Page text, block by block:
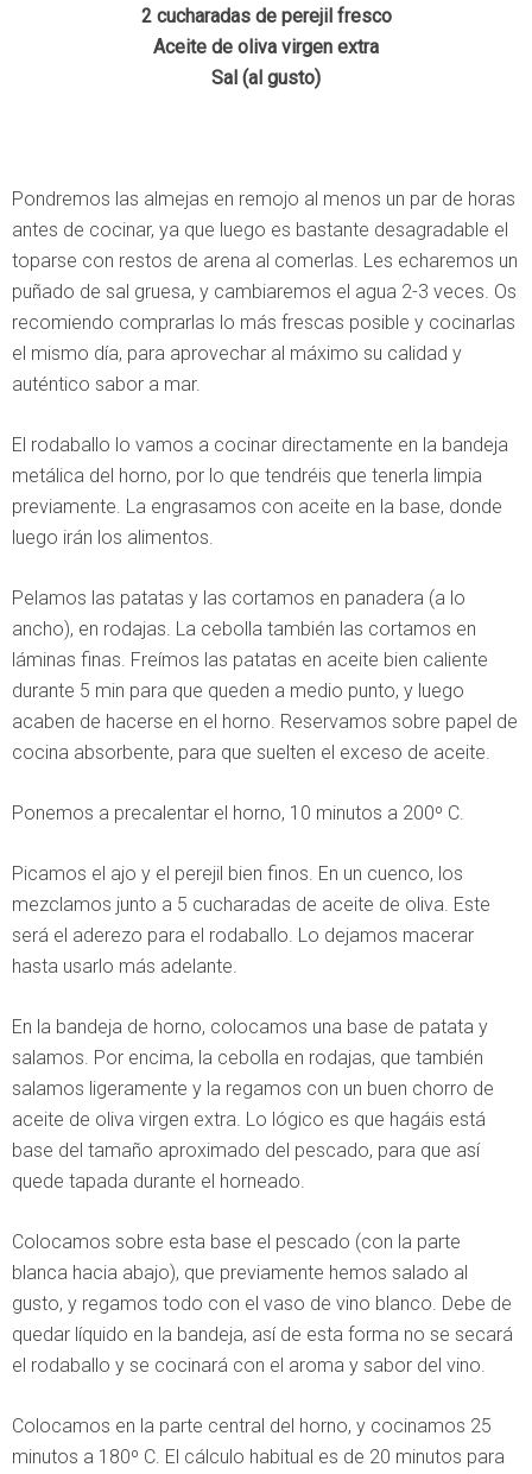
2 cucharadas de perejil fresco
Aceite de oliva virgen extra
Sal (al gusto)
Pondremos las almejas en remojo al menos un par de horas
antes de cocinar, ya que luego es bastante desagradable el
toparse con restos de arena al comerlas. Les echaremos un
puñado de sal gruesa, y cambiaremos el agua 2-3 veces. Os
recomiendo comprarlas lo más frescas posible y cocinarlas
el mismo día, para aprovechar al máximo su calidad y
auténtico sabor a mar.
El rodaballo lo vamos a cocinar directamente en la bandeja
metálica del horno, por lo que tendréis que tenerla limpia
previamente. La engrasamos con aceite en la base, donde
luego irán los alimentos.
Pelamos las patatas y las cortamos en panadera (a lo
ancho), en rodajas. La cebolla también las cortamos en
láminas finas. Freímos las patatas en aceite bien caliente
durante 5 min para que queden a medio punto, y luego
acaben de hacerse en el horno. Reservamos sobre papel de
cocina absorbente, para que suelten el exceso de aceite.
Ponemos a precalentar el horno, 10 minutos a 200º C.
Picamos el ajo y el perejil bien finos. En un cuenco, los
mezclamos junto a 5 cucharadas de aceite de oliva. Este
será el aderezo para el rodaballo. Lo dejamos macerar
hasta usarlo más adelante.
En la bandeja de horno, colocamos una base de patata y
salamos. Por encima, la cebolla en rodajas, que también
salamos ligeramente y la regamos con un buen chorro de
aceite de oliva virgen extra. Lo lógico es que hagáis está
base del tamaño aproximado del pescado, para que así
quede tapada durante el horneado.
Colocamos sobre esta base el pescado (con la parte
blanca hacia abajo), que previamente hemos salado al
gusto, y regamos todo con el vaso de vino blanco. Debe de
quedar líquido en la bandeja, así de esta forma no se secará
el rodaballo y se cocinará con el aroma y sabor del vino.
Colocamos en la parte central del horno, y cocinamos 25
minutos a 180º C. El cálculo habitual es de 20 minutos para